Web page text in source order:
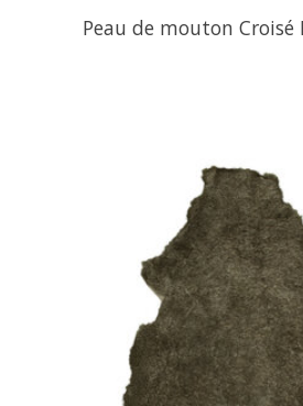
Peau de mouton Croisé